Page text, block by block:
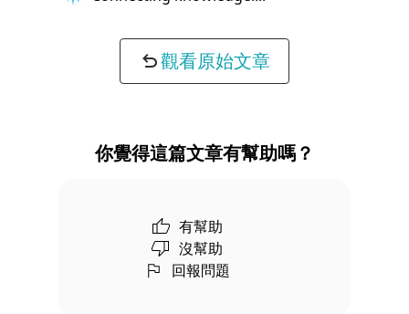
觀看原始文章
你覺得這篇文章有幫助嗎？
有幫助
沒幫助
回報問題